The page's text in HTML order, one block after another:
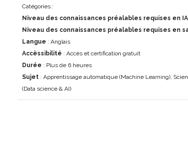
Catégories :
Niveau des connaissances préalables requises en IA
Niveau des connaissances préalables requises en
Langue : Anglais
Accèssibilité : Accès et certification gratuit
Durée : Plus de 6 heures
Sujet : Apprentissage automatique (Machine Learning),
(Data science & AI)